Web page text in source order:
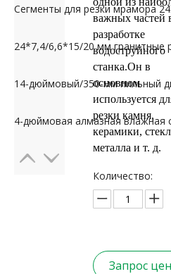
важных частей
разработке
водоструйного
станка.Он в
основном
используется
резки камня,
керамики,
металла и т. д.
Количество:
Запрос